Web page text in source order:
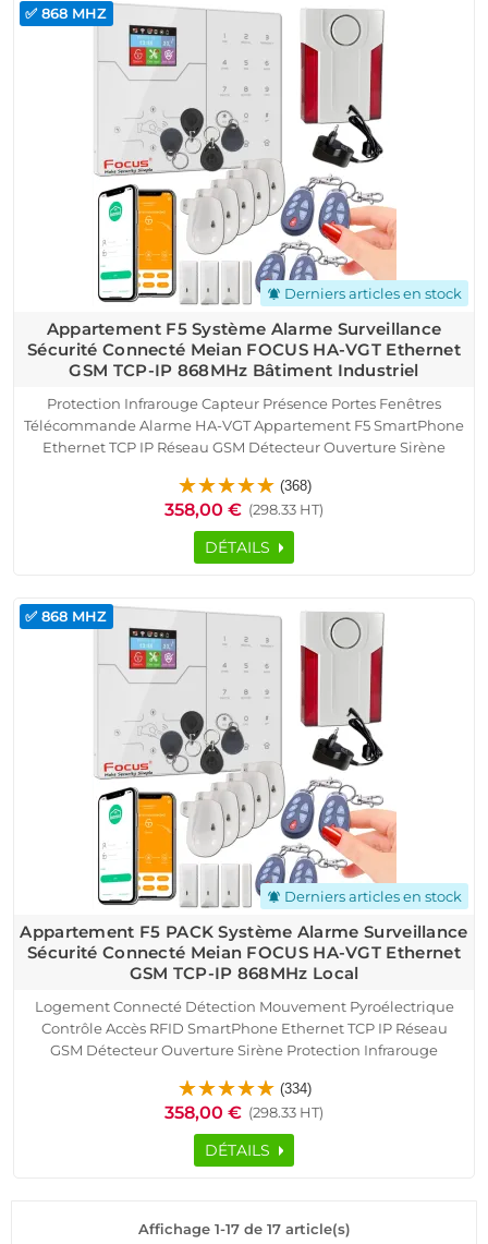
notifications_active Derniers articles en stock
✅ 868 MHZ
Appartement F5 Système Alarme Surveillance
Sécurité Connecté Meian FOCUS HA-VGT Ethernet
GSM TCP-IP 868MHz Bâtiment Industriel
Protection Infrarouge Capteur Présence Portes Fenêtres
Télécommande Alarme HA-VGT Appartement F5 SmartPhone
Ethernet TCP IP Réseau GSM Détecteur Ouverture Sirène
Logement Connecté Cave Garage Sous-Sol
(368)
358,00 € (298.33 HT)
DÉTAILS
notifications_active Derniers articles en stock
✅ 868 MHZ
Appartement F5 PACK Système Alarme Surveillance
Sécurité Connecté Meian FOCUS HA-VGT Ethernet
GSM TCP-IP 868MHz Local
Logement Connecté Détection Mouvement Pyroélectrique
Contrôle Accès RFID SmartPhone Ethernet TCP IP Réseau
GSM Détecteur Ouverture Sirène Protection Infrarouge
VGT Appartement F5 Cave Garage Sous-Sol
(334)
358,00 € (298.33 HT)
DÉTAILS
Affichage 1-17 de 17 article(s)